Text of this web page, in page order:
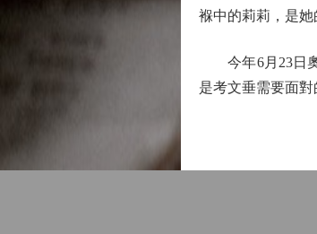
褓中的莉莉，是她
今年6月23日奧
是考文垂需要面對